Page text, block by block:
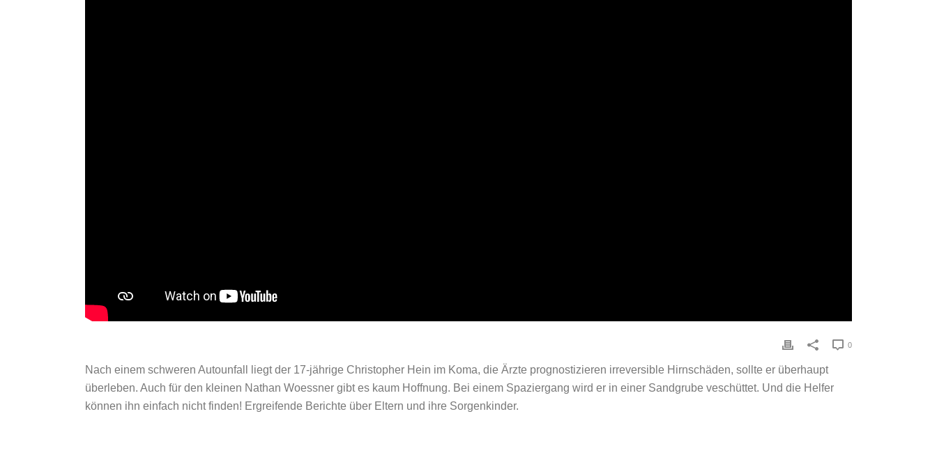
0
Nach einem schweren Autounfall liegt der 17-jährige Christopher Hein im Koma, die Ärzte prognostizieren irreversible Hirnschäden, sollte er überhaupt
überleben. Auch für den kleinen Nathan Woessner gibt es kaum Hoffnung. Bei einem Spaziergang wird er in einer Sandgrube veschüttet. Und die Helfer
können ihn einfach nicht finden! Ergreifende Berichte über Eltern und ihre Sorgenkinder.